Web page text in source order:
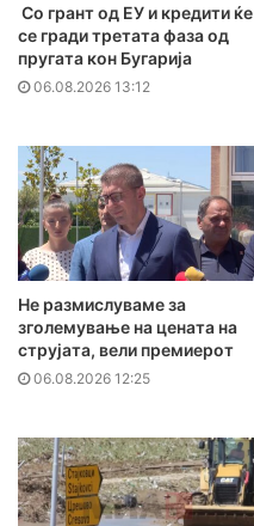
Со грант од ЕУ и кредити ќе
се гради третата фаза од
пругата кон Бугарија
06.08.2026 13:12
Не размислуваме за
зголемување на цената на
струјата, вели премиерот
06.08.2026 12:25